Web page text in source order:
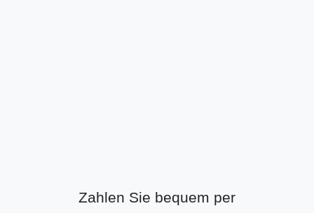
Zahlen Sie bequem per